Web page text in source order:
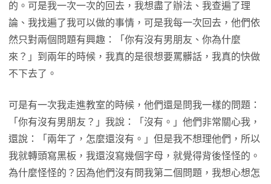
的。可是我一次一次的回去，我想盡了辦法、我查遍了理
論、我找遍了我可以做的事情，可是我每一次回去，他們依
然只對兩個問題有興趣：「你有沒有男朋友、你為什麼
來？」到兩年的時候，我真的是很想要罵髒話，我真的快做
不下去了。
可是有一次我走進教室的時候，他們還是問我一樣的問題：
「你有沒有男朋友？」我說：「沒有。」他們非常關心我，
還說：「兩年了，怎麼還沒有。」但是我不想理他們，所以
我就轉頭寫黑板，我還沒寫幾個字母，就覺得背後怪怪的。
為什麼怪怪的？因為他們沒有問我第二個問題，我想心想怎